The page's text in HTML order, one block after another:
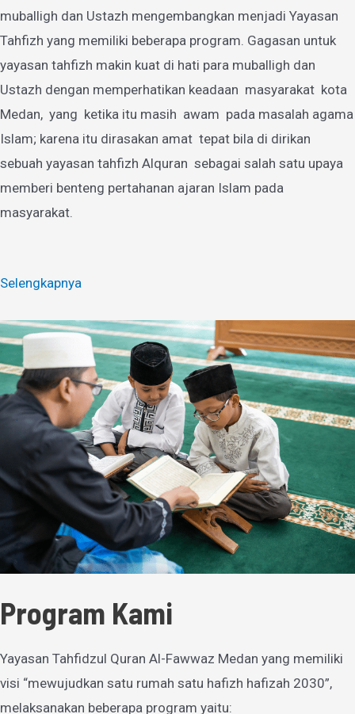
muballigh dan Ustazh mengembangkan menjadi Yayasan
Tahfizh yang memiliki beberapa program. Gagasan untuk
yayasan tahfizh makin kuat di hati para muballigh dan
Ustazh dengan memperhatikan keadaan masyarakat kota
Medan, yang ketika itu masih awam pada masalah agama
Islam; karena itu dirasakan amat tepat bila di dirikan
sebuah yayasan tahfizh Alquran sebagai salah satu upaya
memberi benteng pertahanan ajaran Islam pada
masyarakat.
Selengkapnya
Program Kami
Yayasan Tahfidzul Quran Al-Fawwaz Medan yang memiliki
visi “mewujudkan satu rumah satu hafizh hafizah 2030”,
melaksanakan beberapa program yaitu: